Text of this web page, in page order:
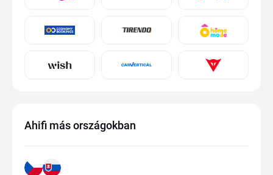
Ahifi más országokban